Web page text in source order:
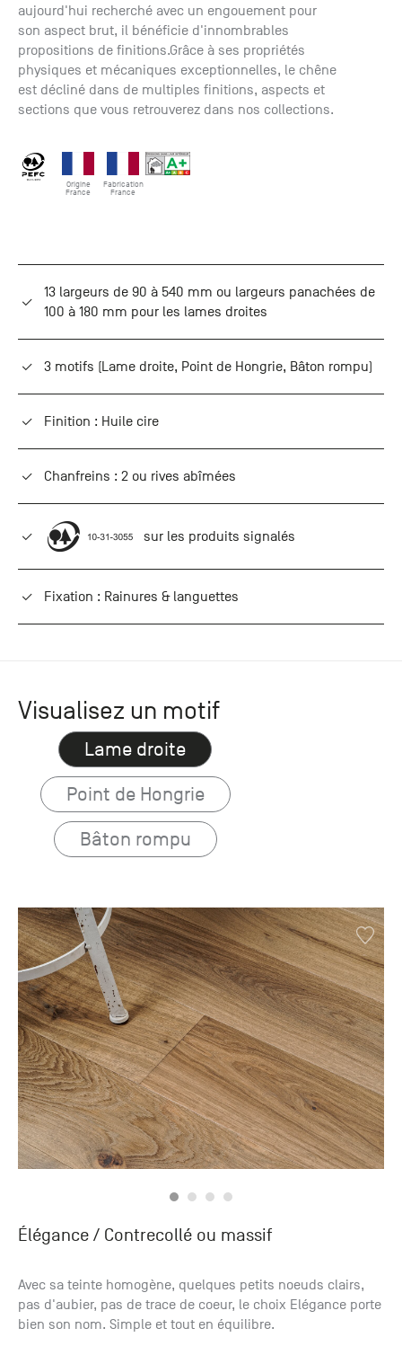
aujourd'hui recherché avec un engouement pour
son aspect brut, il bénéficie d'innombrables
propositions de finitions.Grâce à ses propriétés
physiques et mécaniques exceptionnelles, le chêne
est décliné dans de multiples finitions, aspects et
sections que vous retrouverez dans nos collections.
Origine
France
Fabrication
France
13 largeurs de 90 à 540 mm ou largeurs panachées de
100 à 180 mm pour les lames droites
3 motifs (Lame droite, Point de Hongrie, Bâton rompu)
Finition : Huile cire
Chanfreins : 2 ou rives abîmées
sur les produits signalés
Fixation : Rainures & languettes
Visualisez un motif
Lame droite
Point de Hongrie
Bâton rompu
Élégance / Contrecollé ou massif
Avec sa teinte homogène, quelques petits noeuds clairs,
pas d'aubier, pas de trace de coeur, le choix Elégance porte
bien son nom. Simple et tout en équilibre.